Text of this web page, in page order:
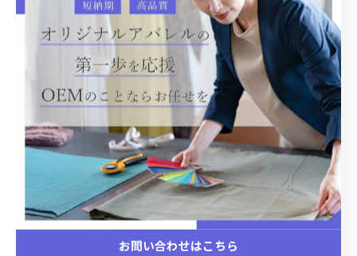
温泉着 リラックス CAP
バケットハット デニム素材
オリジナルOEM生産 犬、猫ベット
市場商品カスタマイズ
切り替えシャツ、セーター あり生地
切り替えワンピース ペットのパーカー
御主人お揃い ナイロンジャケット
お問い合わせはこちら